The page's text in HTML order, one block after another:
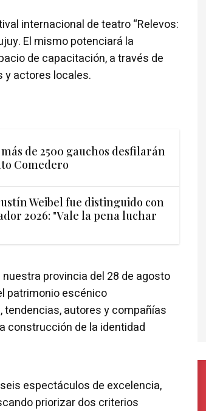
internacional de teatro “Relevos:
El mismo potenciará la
de capacitación, a través de
y actores locales.
de 2500 gauchos desfilarán
Comedero
Weibel fue distinguido con
2026: "Vale la pena luchar
provincia del 28 de agosto
patrimonio escénico
autores y compañías
construcción de la identidad
espectáculos de excelencia,
priorizar dos criterios